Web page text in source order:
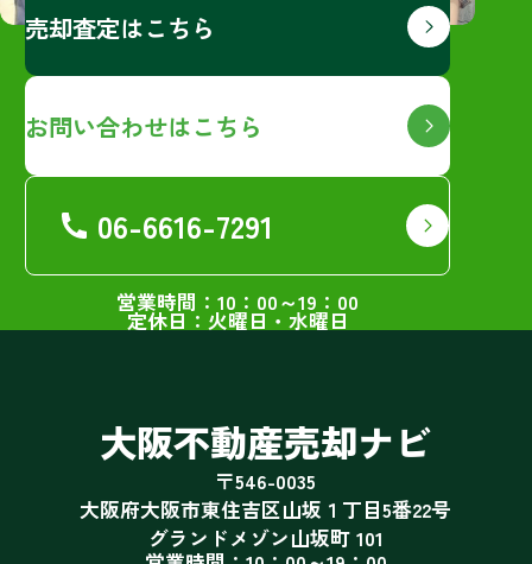
売却査定はこちら
お問い合わせはこちら
06-6616-7291
営業時間：10：00～19：00
定休日：火曜日・水曜日
大阪不動産売却ナビ
〒546-0035
大阪府大阪市東住吉区山坂１丁目5番22号
グランドメゾン山坂町 101